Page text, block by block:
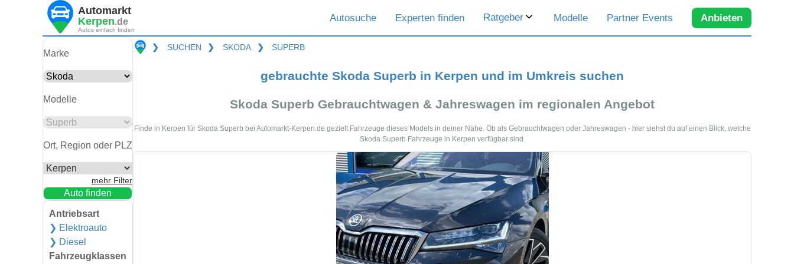
Automarkt
Kerpen.de
Autos einfach finden
Autosuche Experten finden Ratgeber Modelle Partner Events Anbieten
Marke
Modelle
Ort, Region oder PLZ
mehr Filter
Auto finden
Antriebsart
❯ Elektroauto
❯ Diesel
Fahrzeugklassen
❯ SUCHEN ❯ SKODA ❯ SUPERB
gebrauchte Skoda Superb in Kerpen und im Umkreis suchen
Skoda Superb Gebrauchtwagen & Jahreswagen im regionalen Angebot
Finde in Kerpen für Skoda Superb bei Automarkt-Kerpen.de gezielt Fahrzeuge dieses Models in deiner Nähe. Ob als Gebrauchtwagen oder Jahreswagen - hier siehst du auf einen Blick, welche
Skoda Superb Fahrzeuge in Kerpen verfügbar sind.